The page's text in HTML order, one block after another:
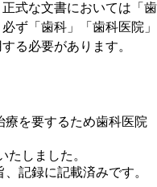
式な文書においては「歯
ず「歯科」「歯科医院」
る必要があります。
療を要するため歯科医院
しました。
記録に記載済みです。